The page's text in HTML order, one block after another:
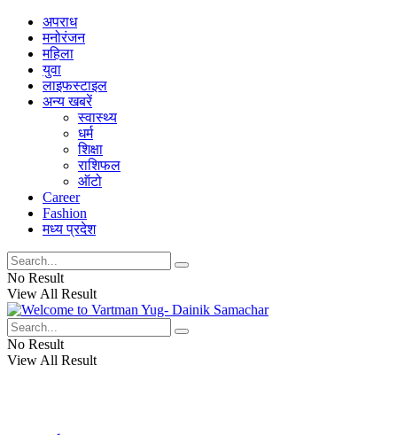
अपराध
मनोरंजन
महिला
युवा
लाइफस्टाइल
अन्य खबरें
स्वास्थ्य
धर्म
शिक्षा
राशिफल
ऑटो
Career
Fashion
मध्य प्रदेश
No Result
View All Result
No Result
View All Result